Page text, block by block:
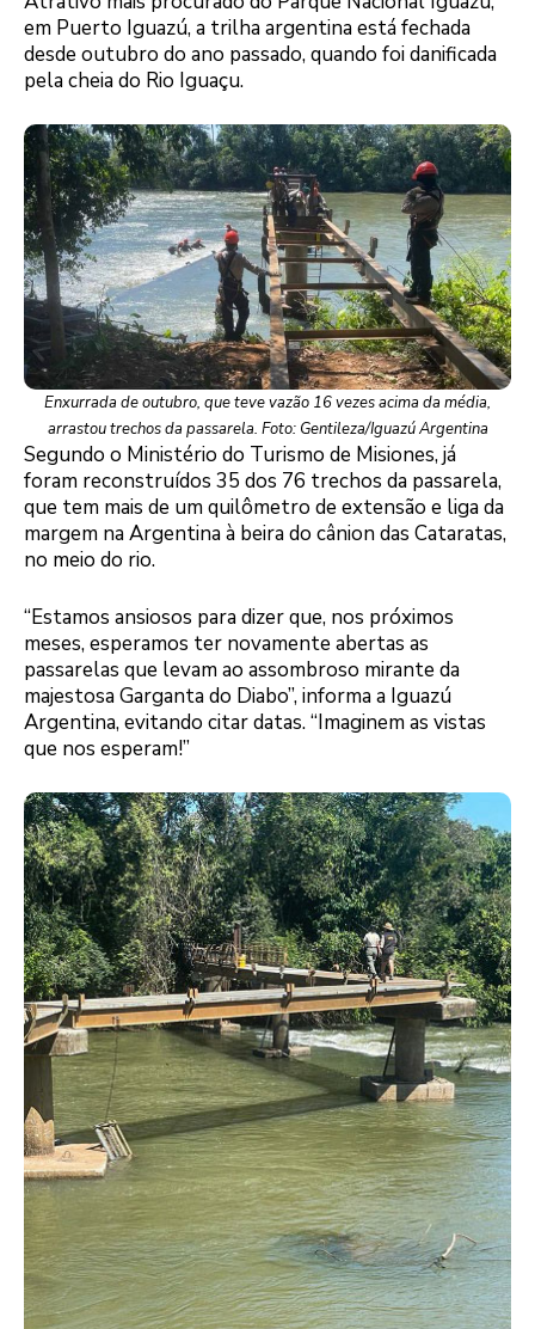
em Puerto Iguazú, a trilha argentina está fechada
desde outubro do ano passado, quando foi danificada
pela cheia do Rio Iguaçu.
Enxurrada de outubro, que teve vazão 16 vezes acima da média,
arrastou trechos da passarela. Foto: Gentileza/Iguazú Argentina
Segundo o Ministério do Turismo de Misiones, já
foram reconstruídos 35 dos 76 trechos da passarela,
que tem mais de um quilômetro de extensão e liga da
margem na Argentina à beira do cânion das Cataratas,
no meio do rio.
“Estamos ansiosos para dizer que, nos próximos
meses, esperamos ter novamente abertas as
passarelas que levam ao assombroso mirante da
majestosa Garganta do Diabo”, informa a Iguazú
Argentina, evitando citar datas. “Imaginem as vistas
que nos esperam!”